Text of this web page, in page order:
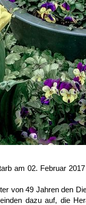
am 02. Februar
von 49 Jahren den
dazu auf, die